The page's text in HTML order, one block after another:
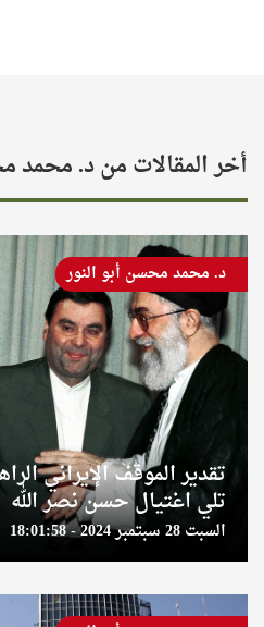
أخر المقالات من د. محمد
تقدير الموقف الإيراني
تلي اغتيال حسن نصر الله
السبت 28 سبتمبر 2024 - 18:01:58
د. محمد محسن أبو النور